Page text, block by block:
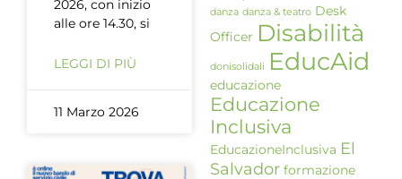
2026, con inizio
alle ore 14.30, si
LEGGI DI PIÙ
11 Marzo 2026
danza danza & teatro Desk
Officer Disabilità
donisolidali EducAid
educazione
Educazione
Inclusiva
EducazioneInclusiva El
Salvador formazione